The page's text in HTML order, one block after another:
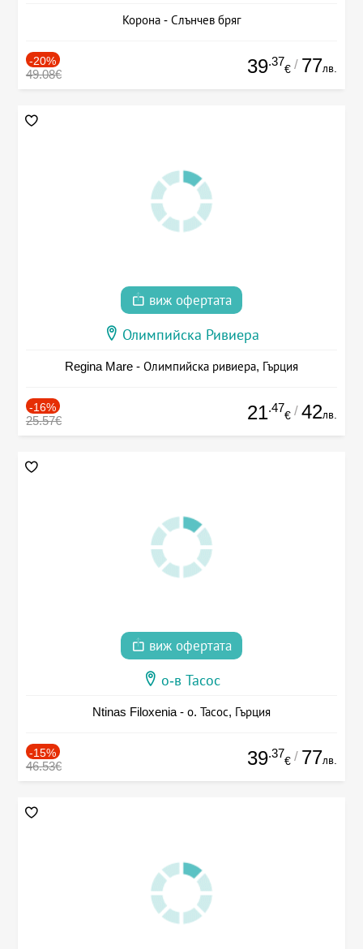
Корона - Слънчев бряг
-20%
49.08€ 39.37
€ / 77лв.
виж офертата
Олимпийска Ривиера
Regina Mare - Олимпийска ривиера, Гърция
-16%
25.57€ 21.47
€ / 42лв.
виж офертата
о-в Тасос
Ntinas Filoxenia - о. Тасос, Гърция
-15%
46.53€ 39.37
€ / 77лв.